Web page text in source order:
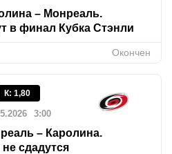
– Монреаль.
в финал Кубка Стэнли
Окончен
К: 1,80
3:00
– Каролина.
сдадутся